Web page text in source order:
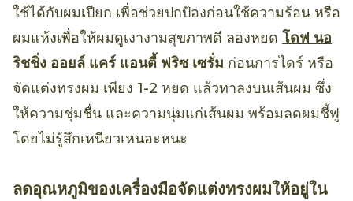
ใช้ได้กับผมเปียก เพื่อช่วยปกป้องก่อนใช้ความร้อน หรือ
ผมแห้งเพื่อให้ผมดูเงางามสุขภาพดี ลองหยด โดฟ นอ
ริชชิ่ง ออยล์ แคร์ แอนตี้ ฟริซ เซรั่ม ก่อนการไดร์ หรือ
จัดแต่งทรงผม เพียง 1-2 หยด แล้วทาลงบนเส้นผม ซึ่ง
ให้ความชุ่มชื่น และความนุ่มแก่เส้นผม พร้อมลดผมชี้ฟู
โดยไม่รู้สึกเหนียวเหนอะหนะ
ลดอุณหภูมิของเครื่องมือจัดแต่งทรงผมให้อยู่ใน